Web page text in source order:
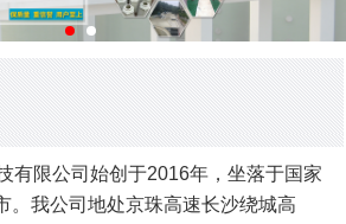
限公司始创于2016年，坐落于国家
。我公司地处京珠高速长沙绕城高